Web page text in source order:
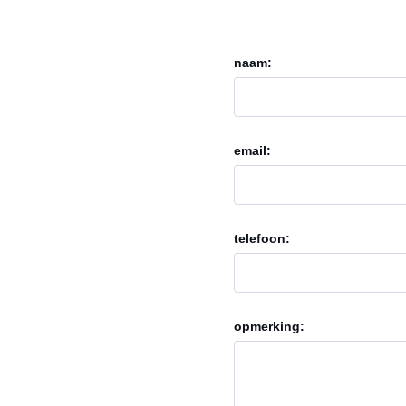
naam:
email:
telefoon:
opmerking: